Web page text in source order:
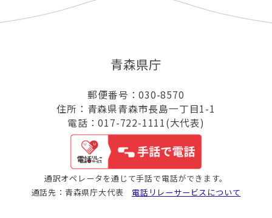
青森県庁
郵便番号：030-8570
住所：青森県青森市長島一丁目1-1
電話：017-722-1111(大代表)
通訳オペレータを通じて手話で電話ができます。
通話先：青森県庁大代表 電話リレーサービスについて